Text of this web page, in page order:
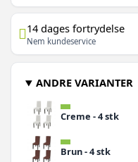
14 dages fortrydelse
Nem kundeservice
ANDRE VARIANTER
Creme - 4 stk
Brun - 4 stk